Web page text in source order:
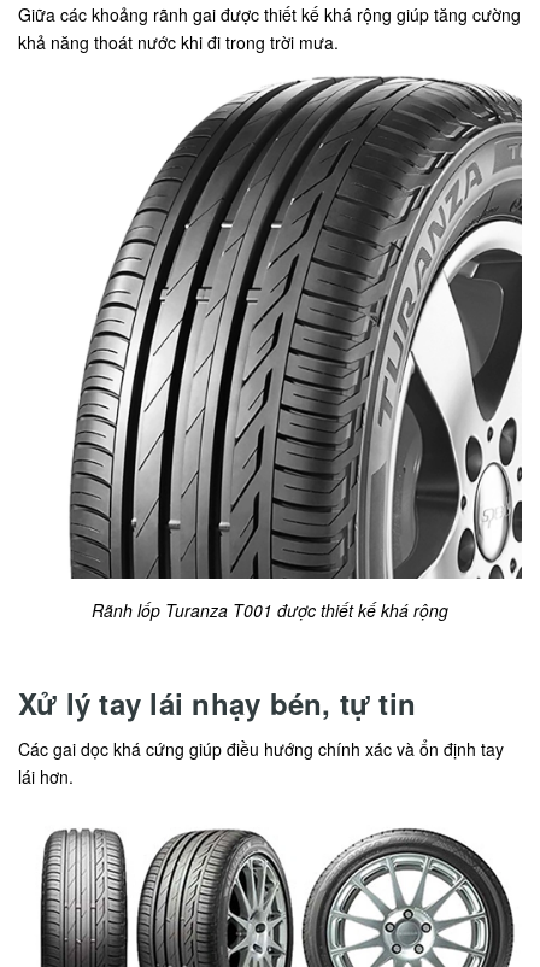
Giữa các khoảng rãnh gai được thiết kế khá rộng giúp tăng cường
khả năng thoát nước khi đi trong trời mưa.
Rãnh lốp Turanza T001 được thiết kế khá rộng
Xử lý tay lái nhạy bén, tự tin
Các gai dọc khá cứng giúp điều hướng chính xác và ổn định tay
lái hơn.